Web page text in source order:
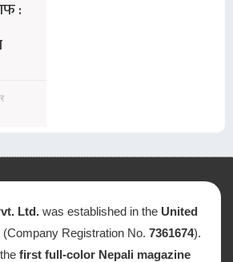
:
Ltd. was established in the United
(Company Registration No. 7361674).
first full-color Nepali magazine